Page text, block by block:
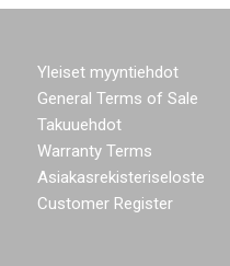
Yleiset myyntiehdot
General Terms of Sale
Takuuehdot
Warranty Terms
Asiakasrekisteriseloste
Customer Register